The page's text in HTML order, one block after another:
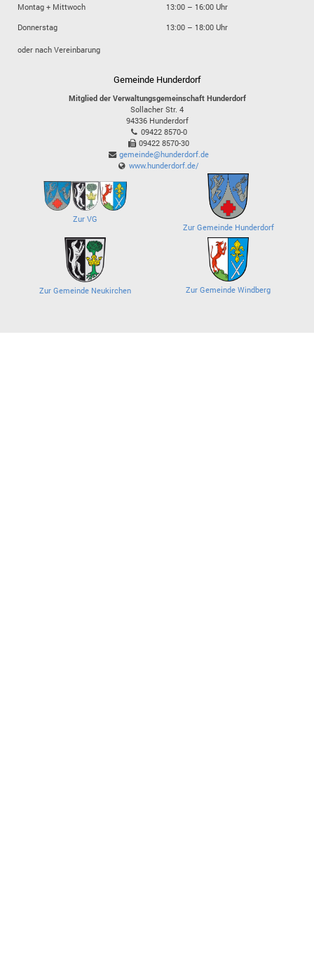
Montag + Mittwoch
13:00 – 16:00 Uhr
Donnerstag
13:00 – 18:00 Uhr
oder nach Vereinbarung
Gemeinde Hunderdorf
Mitglied der Verwaltungsgemeinschaft Hunderdorf
Sollacher Str. 4
94336 Hunderdorf
09422 8570-0
09422 8570-30
gemeinde@hunderdorf.de
www.hunderdorf.de/
Zur VG
Zur Gemeinde Hunderdorf
Zur Gemeinde Neukirchen Zur Gemeinde Windberg